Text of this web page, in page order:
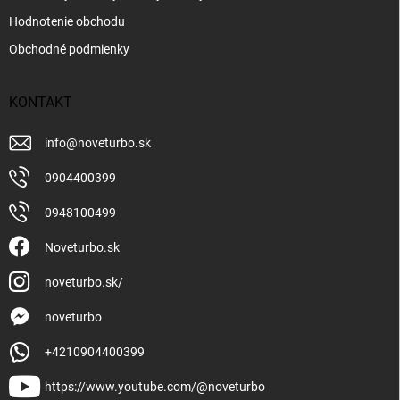
Hodnotenie obchodu
Obchodné podmienky
KONTAKT
info@noveturbo.sk
0904400399
0948100499
Noveturbo.sk
noveturbo.sk/
noveturbo
+4210904400399
https://www.youtube.com/@noveturbo